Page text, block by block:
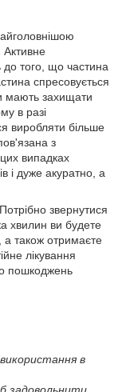
Активне
до того, що частина
спресовується
мають захищати
в разі
виробляти більше
з
випадках
і дуже акуратно, а
звернутися
хвилин ви будете
а також отримаєте
лікування
пошкоджень
в
задовольнити